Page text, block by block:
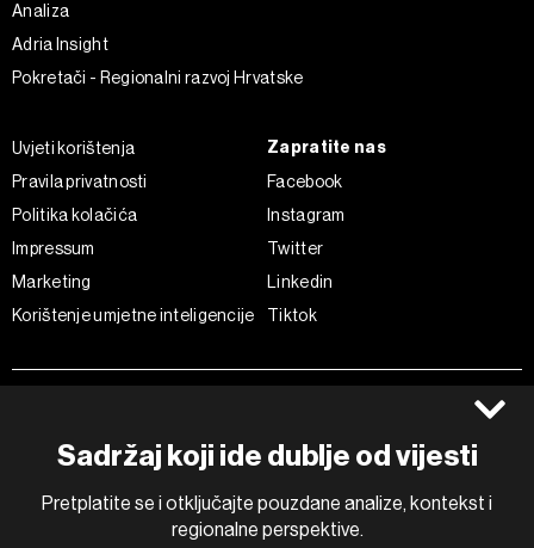
Sadržaj koji ide dublje od vijesti
Pretplatite se i otključajte pouzdane analize, kontekst i
regionalne perspektive.
Analiza
Adria Insight
Pokretači - Regionalni razvoj Hrvatske
Uvjeti korištenja
Pravila privatnosti
Politika kolačića
Impressum
Marketing
Korištenje umjetne inteligencije
Zapratite nas
Facebook
Instagram
Twitter
Linkedin
Tiktok
©2022 - 2026 Bloomberg L.P. All Rights Reserved. BLOOMBERG and
the BLOOMBERG logo are registered trademarks and service marks of
Bloomberg Adria is a Mtel Swiss SA Property
News CMS by Cubes